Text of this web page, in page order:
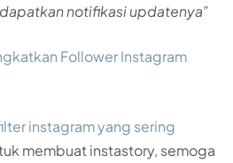
notifikasi updatenya”
Follower Instagram
instagram yang sering
membuat instastory, semoga